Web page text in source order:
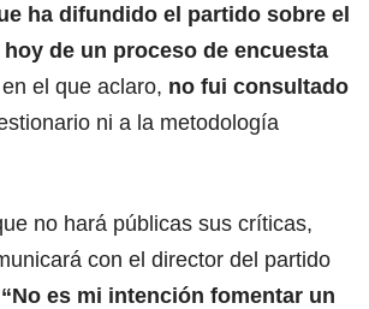
ha difundido el partido sobre el
de un proceso de encuesta
el que aclaro, no fui consultado
ni a la metodología
no hará públicas sus críticas,
con el director del partido
“No es mi intención fomentar un